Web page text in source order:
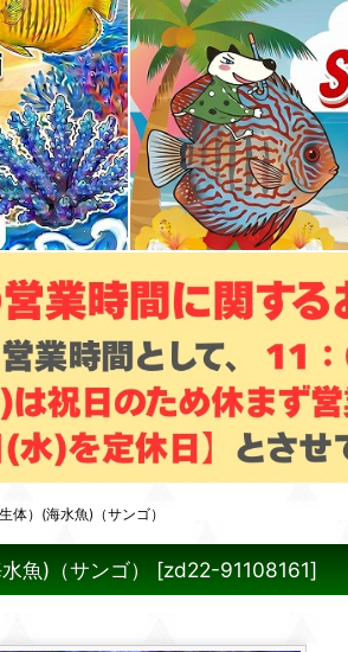
体）(海水魚)（サンゴ）
魚)（サンゴ） [zd22-91108161]